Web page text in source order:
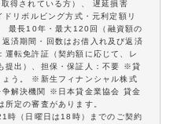
得されている方）、 遅延損害
リボルビング方式・元利定額リ
最長10年・最大120回（融資額の
済期間・回数はお借入れ及び返済
転免許証（契約額に応じて、レ
提出）、担保・保証人：不要 ※貸
ょう。 ※新生フィナンシャル株式
争解決機関 ※日本貸金業協会 貸金
定の審査があります。
時（日曜日は18時）までのご契約